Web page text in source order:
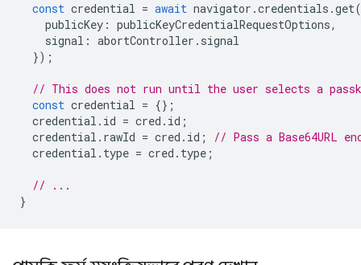
const credential = await navigator .credentials .get
publicKey : publicKeyCredentialRequestOptions,
signal : abortController . signal
});
// This does not run until the user selects a
const credential = {};
credential . id = cred . id ;
credential . rawId = cred . id ;
// Pass a Base64URL
credential . type = cred . type ;
// ...
}